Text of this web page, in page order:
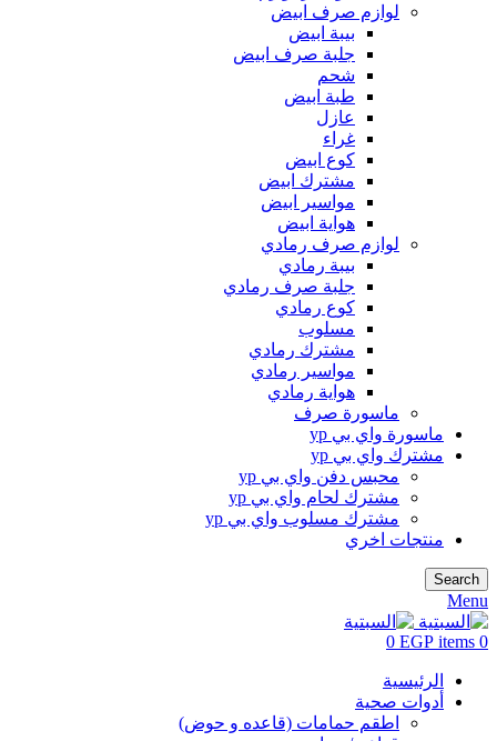
لوازم صرف ابيض
بيبة ابيض
جلبة صرف ابيض
شحم
طبة ابيض
عازل
غراء
كوع ابيض
مشترك ابيض
مواسير ابيض
هواية ابيض
لوازم صرف رمادي
بيبة رمادي
جلبة صرف رمادي
كوع رمادي
مسلوب
مشترك رمادي
مواسير رمادي
هواية رمادي
ماسورة صرف
ماسورة واي بي yp
مشترك واي بي yp
محبس دفن واي بي yp
مشترك لحام واي بي yp
مشترك مسلوب واي بي yp
منتجات اخري
Search
Menu
0
items
0 EGP
الرئيسية
أدوات صحية
اطقم حمامات (قاعده و حوض)